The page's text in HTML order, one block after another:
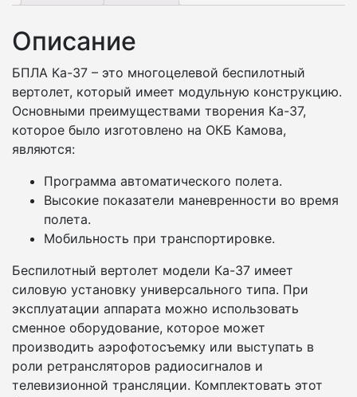
Описание
БПЛА Ка-37 – это многоцелевой беспилотный
вертолет, который имеет модульную конструкцию.
Основными преимуществами творения Ка-37,
которое было изготовлено на ОКБ Камова,
являются:
Программа автоматического полета.
Высокие показатели маневренности во время
полета.
Мобильность при транспортировке.
Беспилотный вертолет модели Ка-37 имеет
силовую установку универсального типа. При
эксплуатации аппарата можно использовать
сменное оборудование, которое может
производить аэрофотосъемку или выступать в
роли ретрансляторов радиосигналов и
телевизионной трансляции. Комплектовать этот